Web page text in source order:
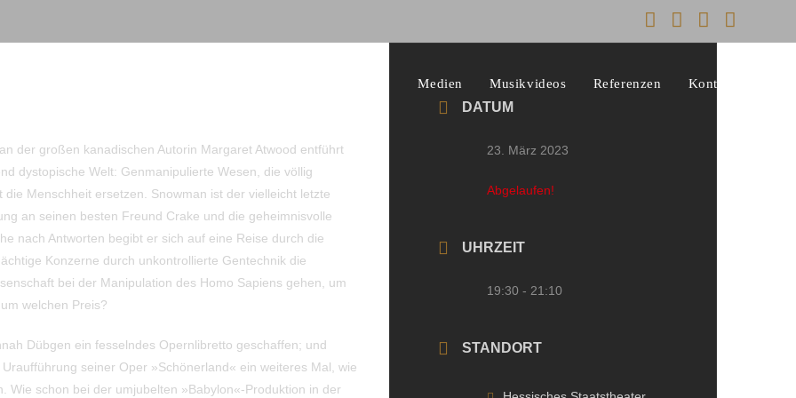
Medien Musikvideos Referenzen Kontakt
der großen kanadischen Autorin Margaret Atwood entführt
dystopische Welt: Genmanipulierte Wesen, die völlig
Menschheit ersetzen. Snowman ist der vielleicht letzte
an seinen besten Freund Crake und die geheimnisvolle
nach Antworten begibt er sich auf eine Reise durch die
Konzerne durch unkontrollierte Gentechnik die
bei der Manipulation des Homo Sapiens gehen, um
welchen Preis?
Dübgen ein fesselndes Opernlibretto geschaffen; und
seiner Oper »Schönerland« ein weiteres Mal, wie
Wie schon bei der umjubelten »Babylon«-Produktion in der
DATUM
23. März 2023
Abgelaufen!
UHRZEIT
19:30 - 21:10
STANDORT